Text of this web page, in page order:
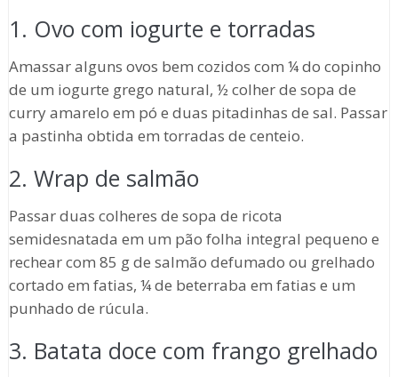
1. Ovo com iogurte e torradas
Amassar alguns ovos bem cozidos com ¼ do copinho
de um iogurte grego natural, ½ colher de sopa de
curry amarelo em pó e duas pitadinhas de sal. Passar
a pastinha obtida em torradas de centeio.
2. Wrap de salmão
Passar duas colheres de sopa de ricota
semidesnatada em um pão folha integral pequeno e
rechear com 85 g de salmão defumado ou grelhado
cortado em fatias, ¼ de beterraba em fatias e um
punhado de rúcula.
3. Batata doce com frango grelhado